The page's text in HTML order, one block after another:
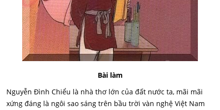
Bài làm
Nguyễn Đình Chiểu là nhà thơ lớn của đất nước ta, mãi mãi
xứng đáng là ngôi sao sáng trên bầu trời vàn nghệ Việt Nam